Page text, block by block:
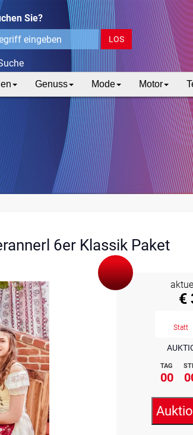
Sie?
LOS
Genuss Mode Motor
6er Klassik Paket
TAG
00
€
Statt